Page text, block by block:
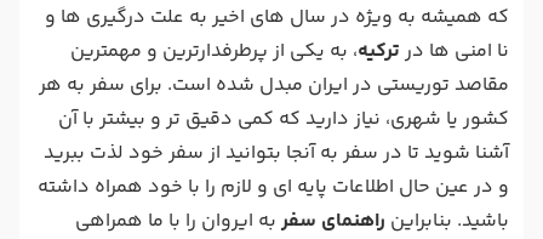
که همیشه به ویژه در سال های اخیر به علت درگیری ها و
نا امنی ها در ترکیه، به یکی از پرطرفدارترین و مهمترین
مقاصد توریستی در ایران مبدل شده است. برای سفر به هر
کشور یا شهری، نیاز دارید که کمی دقیق تر و بیشتر با آن
آشنا شوید تا در سفر به آنجا بتوانید از سفر خود لذت ببرید
و در عین حال اطلاعات پایه ای و لازم را با خود همراه داشته
باشید. بنابراین راهنمای سفر به ایروان را با ما همراهی